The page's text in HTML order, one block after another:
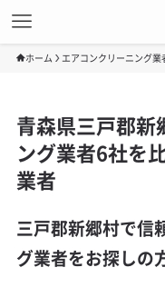
ホーム エアコンクリーニング業
青森県三戸郡新
ング業者6社を
業者
三戸郡新郷村で信
グ業者をお探しの